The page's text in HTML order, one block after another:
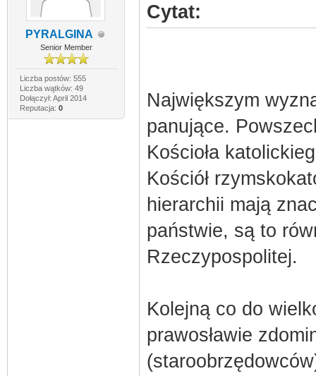
PYRALGINA
Senior Member
Liczba postów: 555
Liczba wątków: 49
Dołączył: April 2014
Reputacja: 0
Cytat:
Największym
panujące.
Kościoła
Kościół
hierarchii mają
państwie, są to
Rzeczypospolitej.
Kolejną co do
prawosławie